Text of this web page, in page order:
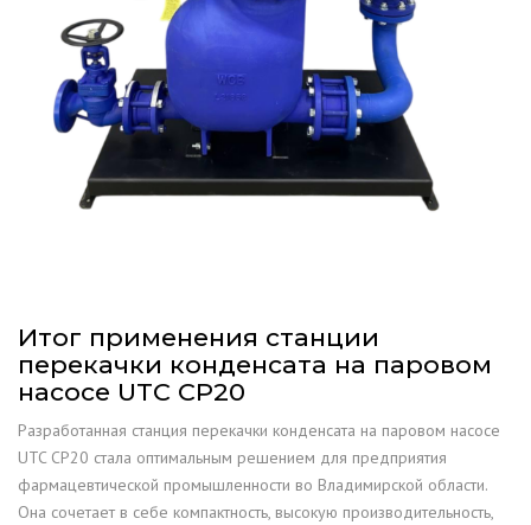
Итог применения станции
перекачки конденсата на паровом
насосе UTC CP20
Разработанная станция перекачки конденсата на паровом насосе
UTC CP20 стала оптимальным решением для предприятия
фармацевтической промышленности во Владимирской области.
Она сочетает в себе компактность, высокую производительность,